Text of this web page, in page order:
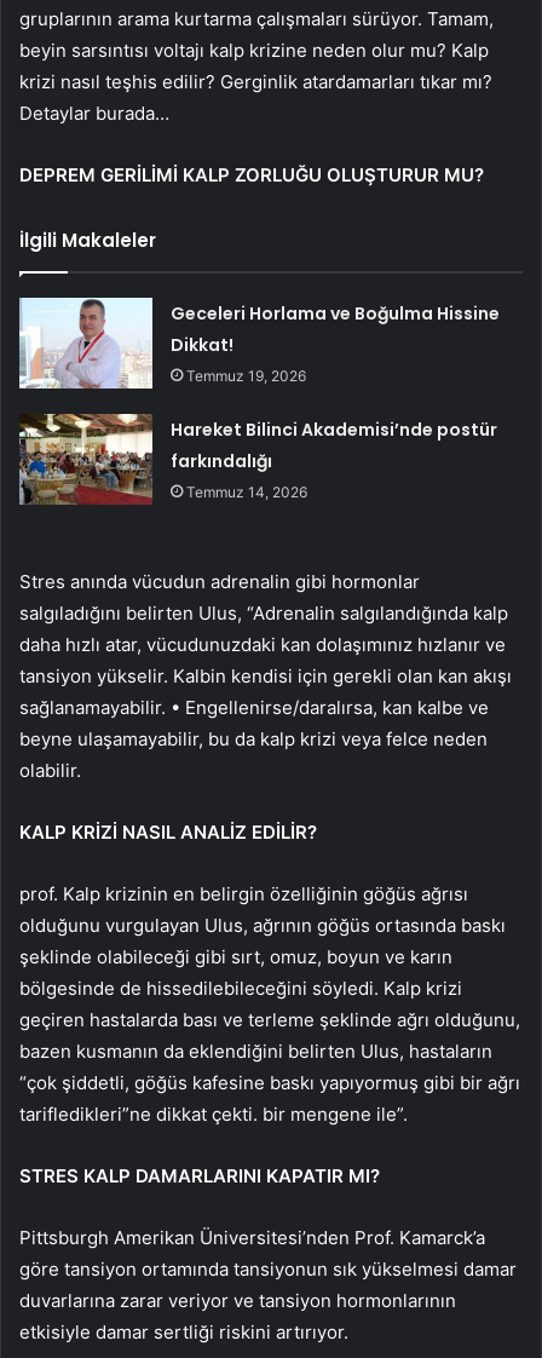
gruplarının arama kurtarma çalışmaları sürüyor. Tamam,
beyin sarsıntısı voltajı kalp krizine neden olur mu? Kalp
krizi nasıl teşhis edilir? Gerginlik atardamarları tıkar mı?
Detaylar burada…
DEPREM GERİLİMİ KALP ZORLUĞU OLUŞTURUR MU?
İlgili Makaleler
Geceleri Horlama ve Boğulma Hissine
Dikkat!
Temmuz 19, 2026
Hareket Bilinci Akademisi’nde postür
farkındalığı
Temmuz 14, 2026
Stres anında vücudun adrenalin gibi hormonlar
salgıladığını belirten Ulus, “Adrenalin salgılandığında kalp
daha hızlı atar, vücudunuzdaki kan dolaşımınız hızlanır ve
tansiyon yükselir. Kalbin kendisi için gerekli olan kan akışı
sağlanamayabilir. • Engellenirse/daralırsa, kan kalbe ve
beyne ulaşamayabilir, bu da kalp krizi veya felce neden
olabilir.
KALP KRİZİ NASIL ANALİZ EDİLİR?
prof. Kalp krizinin en belirgin özelliğinin göğüs ağrısı
olduğunu vurgulayan Ulus, ağrının göğüs ortasında baskı
şeklinde olabileceği gibi sırt, omuz, boyun ve karın
bölgesinde de hissedilebileceğini söyledi. Kalp krizi
geçiren hastalarda bası ve terleme şeklinde ağrı olduğunu,
bazen kusmanın da eklendiğini belirten Ulus, hastaların
“çok şiddetli, göğüs kafesine baskı yapıyormuş gibi bir ağrı
tarifledikleri”ne dikkat çekti. bir mengene ile”.
STRES KALP DAMARLARINI KAPATIR MI?
Pittsburgh Amerikan Üniversitesi’nden Prof. Kamarck’a
göre tansiyon ortamında tansiyonun sık yükselmesi damar
duvarlarına zarar veriyor ve tansiyon hormonlarının
etkisiyle damar sertliği riskini artırıyor.